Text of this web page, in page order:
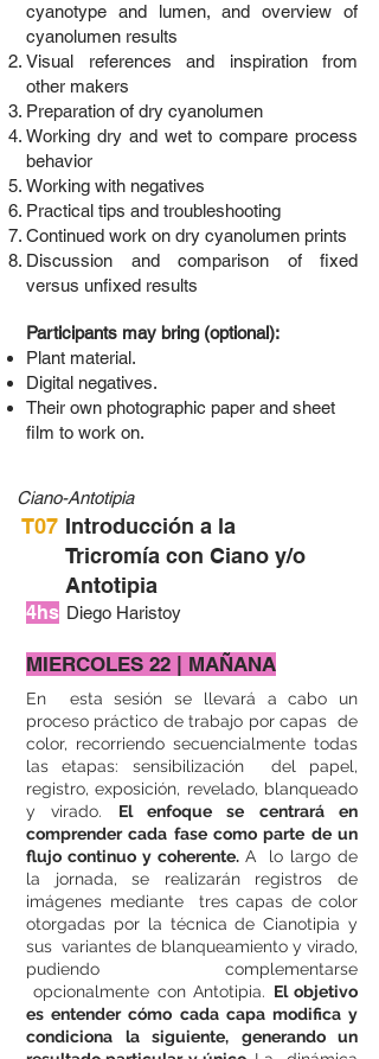
cyanotype and lumen, and overview of
cyanolumen results
Visual references and inspiration from
other makers
Preparation of dry cyanolumen
Working dry and wet to compare process
behavior
Working with negatives
Practical tips and troubleshooting
Continued work on dry cyanolumen prints
Discussion and comparison of fixed
versus unfixed results
Participants may bring (optional):
Plant material.
Digital negatives.
Their own photographic paper and sheet
film to work on.
Ciano-Antotipia
T07 Introducción a la
Tricromía con Ciano y/o
Antotipia
4hs Diego Haristoy
MIERCOLES 22 | MAÑANA
En esta sesión se llevará a cabo un
proceso práctico de trabajo por capas de
color, recorriendo secuencialmente todas
las etapas: sensibilización del papel,
registro, exposición, revelado, blanqueado
y virado. El enfoque se centrará en
comprender cada fase como parte de un
flujo continuo y coherente. A lo largo de
la jornada, se realizarán registros de
imágenes mediante tres capas de color
otorgadas por la técnica de Cianotipia y
sus variantes de blanqueamiento y virado,
pudiendo complementarse
opcionalmente con Antotipia. El objetivo
es entender cómo cada capa modifica y
condiciona la siguiente, generando un